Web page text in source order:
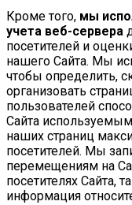
Кроме того, мы
учета веб-сервера
посетителей и
нашего Сайта. Мы
чтобы определить,
организовать
пользователей
Сайта
наших страниц
посетителей. Мы
перемещениям на
посетителях Сайта,
информация